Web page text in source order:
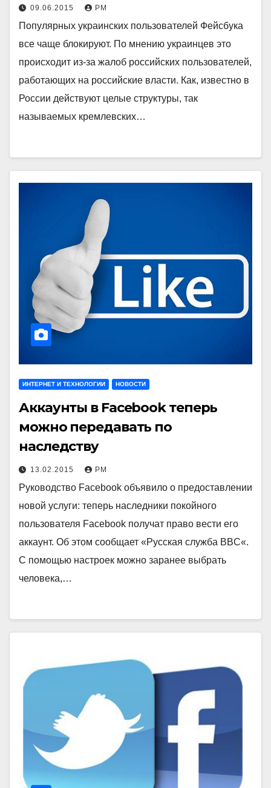
09.06.2015 РМ
Популярных украинских пользователей Фейсбука
все чаще блокируют. По мнению украинцев это
происходит из-за жалоб российских пользователей,
работающих на российские власти. Как, известно в
России действуют целые структуры, так
называемых кремлевских…
ИНТЕРНЕТ И ТЕХНОЛОГИИ НОВОСТИ
Аккаунты в Facebook теперь
можно передавать по
наследству
13.02.2015 РМ
Руководство Facebook объявило о предоставлении
новой услуги: теперь наследники покойного
пользователя Facebook получат право вести его
аккаунт. Об этом сообщает «Русская служба BBC«.
С помощью настроек можно заранее выбрать
человека,…